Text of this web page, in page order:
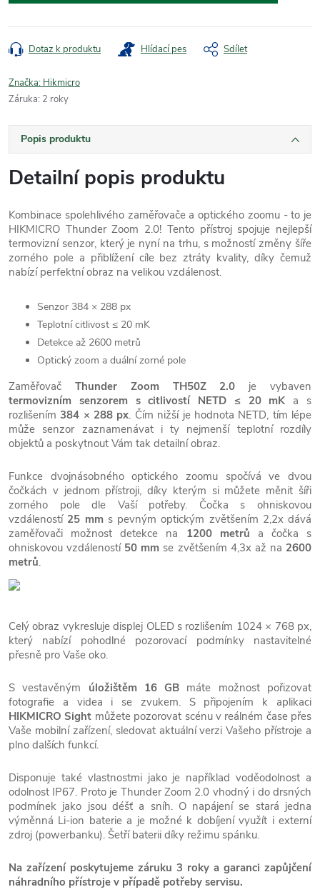
Dotaz k produktu Hlídací pes Sdílet
Značka: Hikmicro
Záruka: 2 roky
Popis produktu
Detailní popis produktu
Kombinace spolehlivého zaměřovače a optického zoomu - to je
HIKMICRO Thunder Zoom 2.0! Tento přístroj spojuje nejlepší
termovizní senzor, který je nyní na trhu, s možností změny šíře
zorného pole a přiblížení cíle bez ztráty kvality, díky čemuž
nabízí perfektní obraz na velikou vzdálenost.
Senzor 384 × 288 px
Teplotní citlivost ≤ 20 mK
Detekce až 2600 metrů
Optický zoom a duální zorné pole
Zaměřovač Thunder Zoom TH50Z 2.0 je vybaven
termovizním senzorem s citlivostíNETD ≤ 20 mK a s
rozlišením384 × 288 px. Čím nižší je hodnota NETD, tím lépe
může senzor zaznamenávat i ty nejmenší teplotní rozdíly
objektů a poskytnout Vám tak detailní obraz.
Funkce dvojnásobného optického zoomu spočívá ve dvou
čočkách v jednom přístroji, díky kterým si můžete měnit šíři
zorného pole dle Vaší potřeby. Čočka s ohniskovou
vzdáleností 25 mms pevným optickým zvětšením 2,2x dává
zaměřovači možnost detekce na 1200 metrů a čočka s
ohniskovou vzdáleností 50 mm se zvětšením 4,3x až na 2600
metrů.
Celý obraz vykresluje displej OLED s rozlišením 1024 × 768 px,
který nabízí pohodlné pozorovací podmínky nastavitelné
přesně pro Vaše oko.
S vestavěným úložištěm 16 GB máte možnost pořizovat
fotografie a videa i se zvukem. S připojením k aplikaci
HIKMICRO Sight můžete pozorovat scénu v reálném čase přes
Vaše mobilní zařízení, sledovat aktuální verzi Vašeho přístroje a
plno dalších funkcí.
Disponuje také vlastnostmi jako je například voděodolnost a
odolnost IP67. Proto je Thunder Zoom 2.0 vhodný i do drsných
podmínek jako jsou déšť a sníh. O napájení se stará jedna
výměnná Li-ion baterie a je možné k dobíjení využít i externí
zdroj (powerbanku). Šetří baterii díky režimu spánku.
Na zařízení poskytujeme záruku 3 roky a garanci zapůjčení
náhradního přístroje v případě potřeby servisu.